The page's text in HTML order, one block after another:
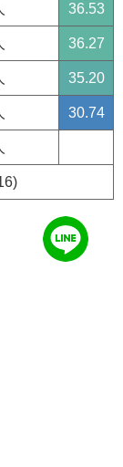
36.53
36.27
35.20
30.74